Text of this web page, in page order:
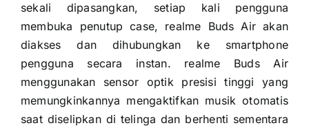
sekali dipasangkan, setiap kali pengguna
membuka penutup case, realme Buds Air akan
diakses dan dihubungkan ke smartphone
pengguna secara instan. realme Buds Air
menggunakan sensor optik presisi tinggi yang
memungkinkannya mengaktifkan musik otomatis
saat diselipkan di telinga dan berhenti sementara